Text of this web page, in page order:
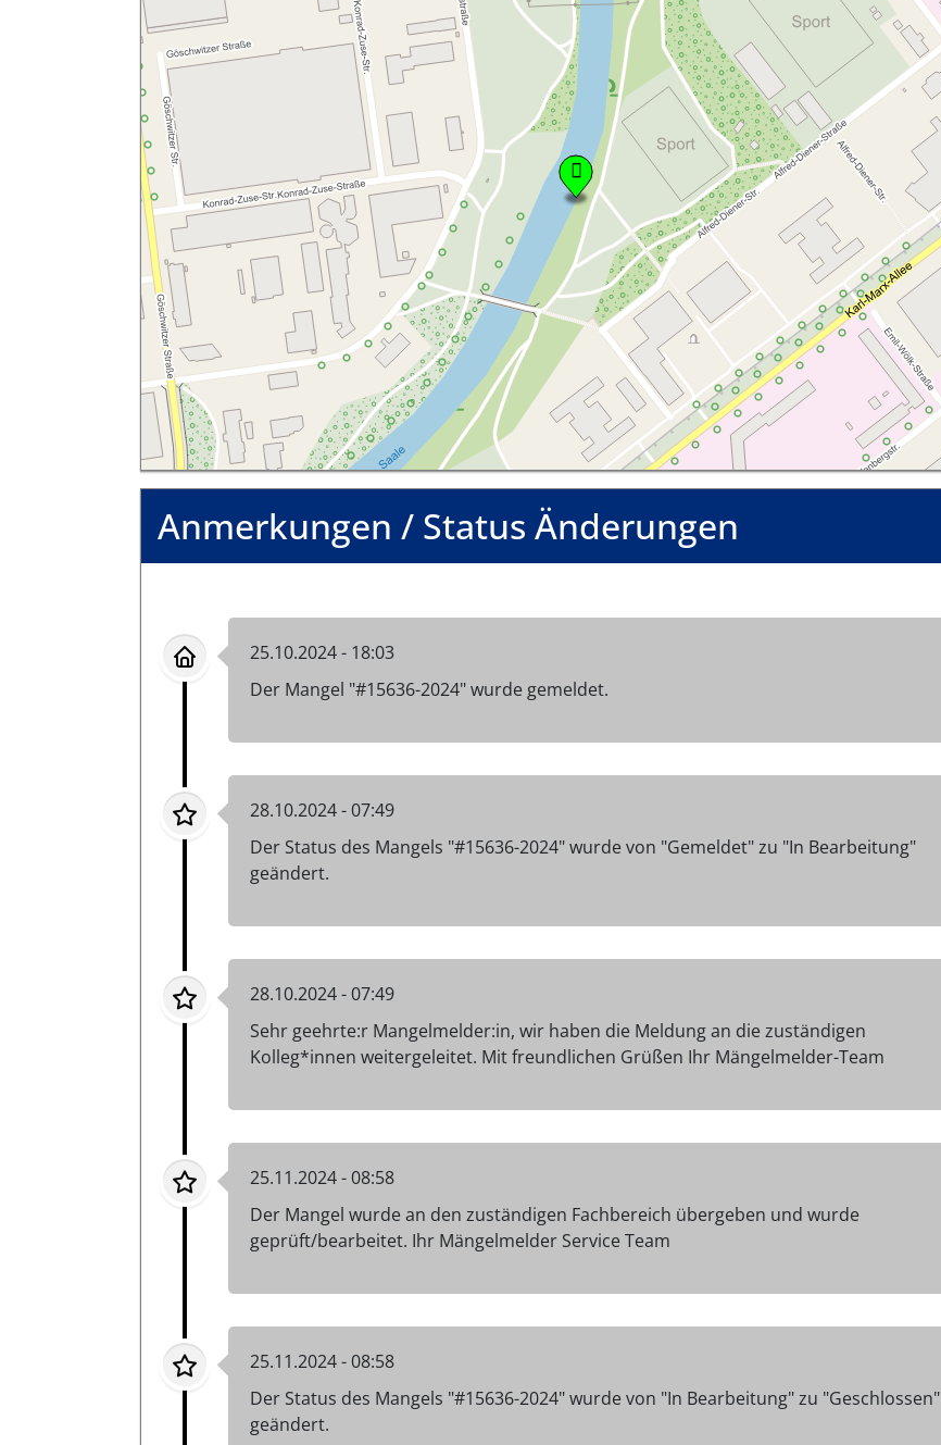
Anmerkungen / Status Änderungen
25.10.2024 - 18:03
Der Mangel "#15636-2024" wurde gemeldet.
28.10.2024 - 07:49
Der Status des Mangels "#15636-2024" wurde von "Gemeldet" zu "In Bearbeitung"
geändert.
28.10.2024 - 07:49
Sehr geehrte:r Mangelmelder:in, wir haben die Meldung an die zuständigen
Kolleg*innen weitergeleitet. Mit freundlichen Grüßen Ihr Mängelmelder-Team
25.11.2024 - 08:58
Der Mangel wurde an den zuständigen Fachbereich übergeben und wurde
geprüft/bearbeitet. Ihr Mängelmelder Service Team
25.11.2024 - 08:58
Der Status des Mangels "#15636-2024" wurde von "In Bearbeitung" zu "Geschlossen"
geändert.